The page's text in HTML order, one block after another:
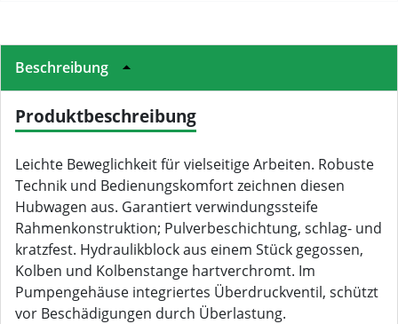
Beschreibung
Produktbeschreibung
Leichte Beweglichkeit für vielseitige Arbeiten. Robuste
Technik und Bedienungskomfort zeichnen diesen
Hubwagen aus. Garantiert verwindungssteife
Rahmenkonstruktion; Pulverbeschichtung, schlag- und
kratzfest. Hydraulikblock aus einem Stück gegossen,
Kolben und Kolbenstange hartverchromt. Im
Pumpengehäuse integriertes Überdruckventil, schützt
vor Beschädigungen durch Überlastung.